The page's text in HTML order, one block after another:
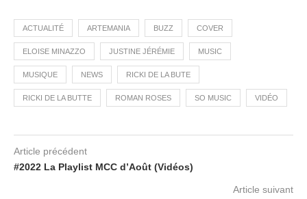
ACTUALITÉ ARTEMANIA BUZZ COVER
ELOISE MINAZZO JUSTINE JÉRÉMIE MUSIC
MUSIQUE NEWS RICKI DE LA BUTE
RICKI DE LA BUTTE ROMAN ROSES SO MUSIC VIDÉO
Article précédent
#2022 La Playlist MCC d’Août (Vidéos)
Article suivant